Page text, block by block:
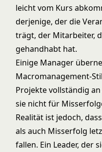
leicht vom Kurs
derjenige, der die
trägt, der Mitarbeiter,
gehandhabt hat.
Einige Manager
Macromanagement-
Projekte vollständig
sie nicht für
Realität ist jedoch,
als auch Misserfolg
fallen. Ein Leader, der